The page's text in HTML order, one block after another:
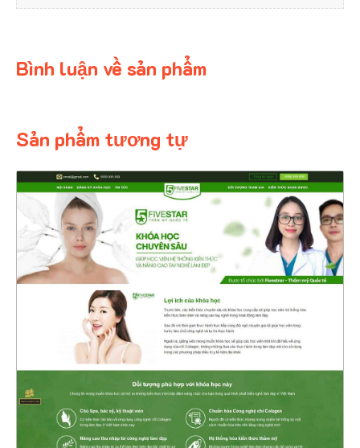
Bình luận về sản phẩm
Sản phẩm tương tự
4477
CHI TIẾT